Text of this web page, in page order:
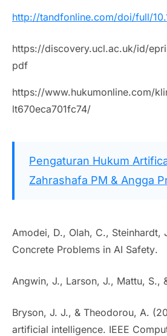
http://tandfonline.com/doi/full/
https://discovery.ucl.ac.uk/id/
pdf
https://www.hukumonline.com/
lt670eca701fc74/
Pengaturan Hukum
Zahrashafa PM & Angga
Amodei, D., Olah, C., Steinhardt,
Concrete Problems in AI Safety.
Angwin, J., Larson, J., Mattu, S.,
Bryson, J. J., & Theodorou, A.
artificial intelligence. IEEE